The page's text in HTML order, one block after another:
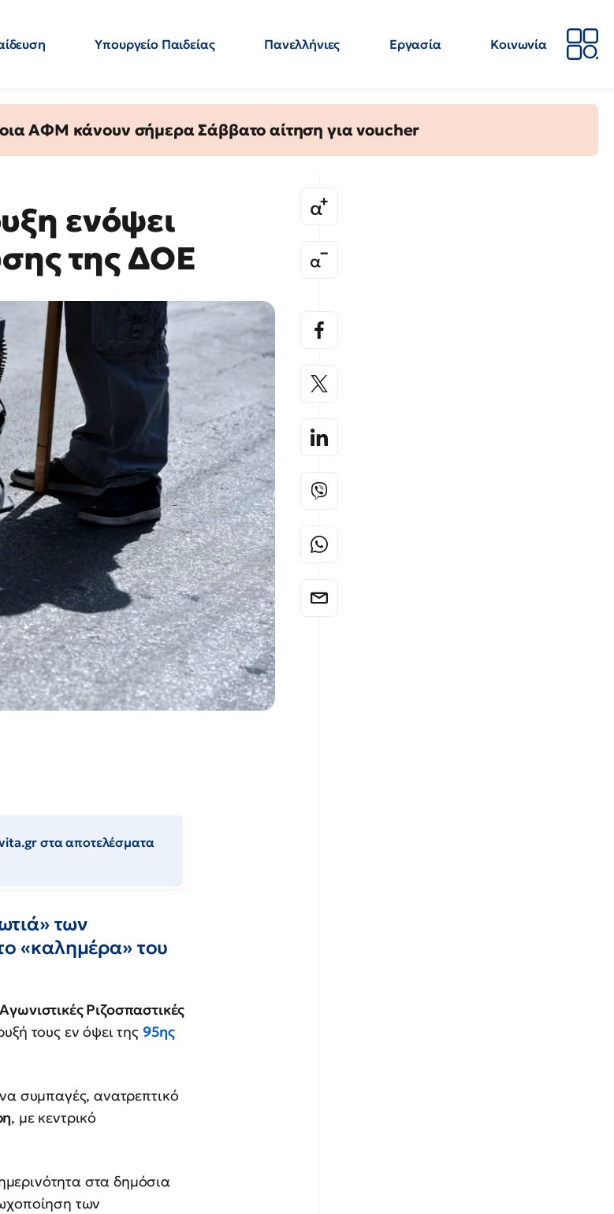
Υπουργείο Παιδείας Πανελλήνιες Εργασία
Κοινωνία
ΑΦΜ κάνουν σήμερα Σάββατο αίτηση για voucher
ενόψει
της ΔΟΕ
στα αποτελέσματα
των
«καλημέρα» του
Ριζοσπαστικές
τους εν όψει της 95ης
συμπαγές, ανατρεπτικό
, με κεντρικό
στα δημόσια
των